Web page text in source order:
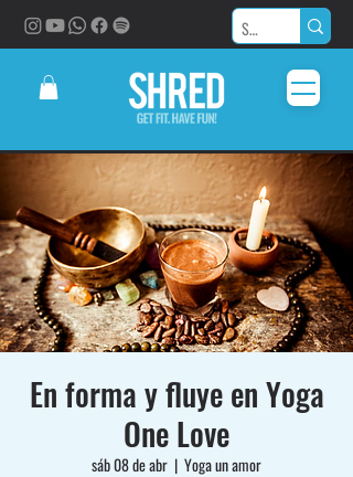
En forma y fluye en Yoga
One Love
sáb 08 de abr
  |
Yoga un amor